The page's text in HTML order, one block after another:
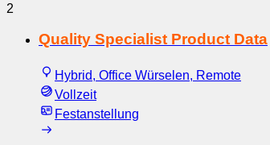
2
Quality Specialist Product Data
Hybrid, Office Würselen, Remote
Vollzeit
Festanstellung